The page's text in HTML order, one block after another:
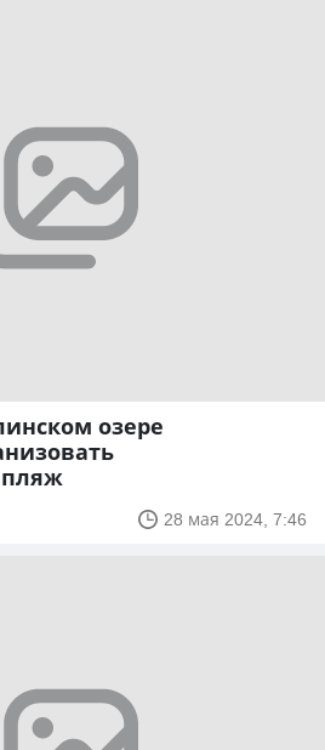
озере
28 мая 2024, 7:46